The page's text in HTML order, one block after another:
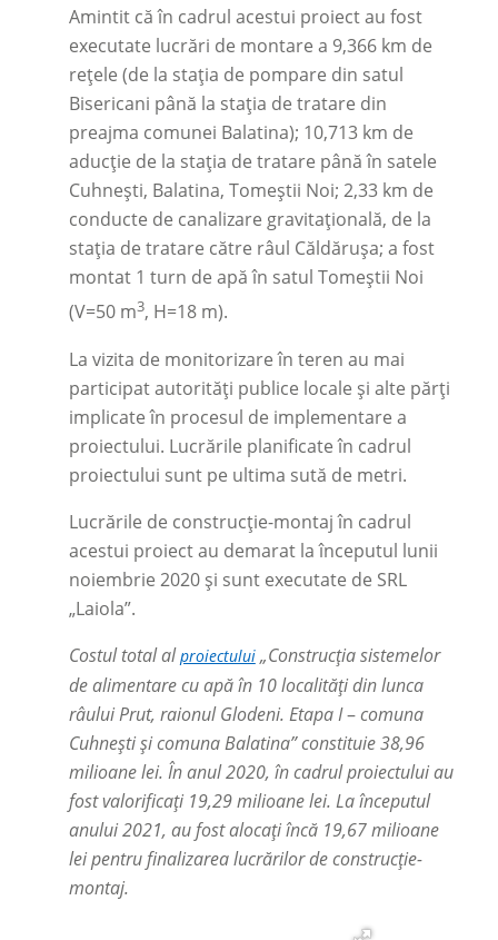
Amintit că în cadrul acestui proiect au fost
executate lucrări de montare a 9,366 km de
rețele (de la stația de pompare din satul
Bisericani până la stația de tratare din
preajma comunei Balatina); 10,713 km de
aducție de la stația de tratare până în satele
Cuhnești, Balatina, Tomeștii Noi; 2,33 km de
conducte de canalizare gravitațională, de la
stația de tratare către râul Căldărușa; a fost
montat 1 turn de apă în satul Tomeștii Noi
(V=50 m3, H=18 m).
La vizita de monitorizare în teren au mai
participat autorități publice locale și alte părți
implicate în procesul de implementare a
proiectului. Lucrările planificate în cadrul
proiectului sunt pe ultima sută de metri.
Lucrările de construcție-montaj în cadrul
acestui proiect au demarat la începutul lunii
noiembrie 2020 și sunt executate de SRL
„Laiola”.
Costul total alproiectului„Construcția sistemelor
de alimentare cu apă în 10 localități din lunca
râului Prut, raionul Glodeni. Etapa I–comuna
Cuhnești și comuna Balatina” constituie 38,96
milioane lei. În anul 2020, în cadrul proiectului au
fost valorificați 19,29 milioane lei. La începutul
anului 2021, au fost alocați încă 19,67 milioane
lei pentru finalizarea lucrărilor de construcție-
montaj.